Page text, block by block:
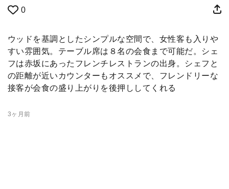
0
ウッドを基調としたシンプルな空間で、女性客も入りや
すい雰囲気。テーブル席は８名の会食まで可能だ。シェ
フは赤坂にあったフレンチレストランの出身。シェフと
の距離が近いカウンターもオススメで、フレンドリーな
接客が会食の盛り上がりを後押ししてくれる
3ヶ月前